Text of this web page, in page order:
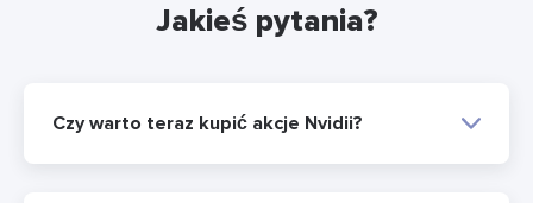
Jakieś pytania?
Czy warto teraz kupić akcje Nvidii?